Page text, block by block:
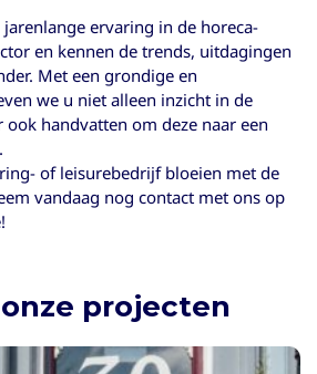
ervaring in de horeca-
en kennen de trends, uitdagingen
Met een grondige en
we u niet alleen inzicht in de
handvatten om deze naar een
of leisurebedrijf bloeien met de
vandaag nog contact met ons op
onze projecten